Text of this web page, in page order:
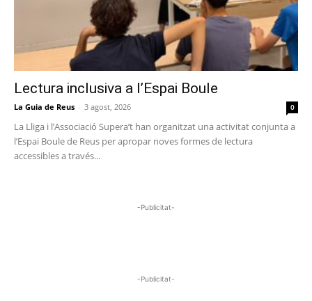
Lectura inclusiva a l’Espai Boule
La Guia de Reus - 3 agost, 2026 0
La Lliga i l’Associació Supera’t han organitzat una activitat conjunta a
l’Espai Boule de Reus per apropar noves formes de lectura
accessibles a través...
-Publicitat-
-Publicitat-